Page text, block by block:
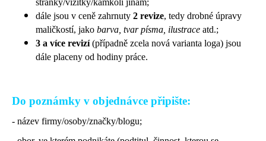
stránky/vizitky/kamkoli jinam;
dále jsou v ceně zahrnuty 2 revize, tedy drobné úpravy
maličkostí, jako barva, tvar písma, ilustrace atd.;
3 a více revizí(případně zcela nová varianta loga) jsou
dále placeny od hodiny práce.
Do poznámky v objednávce připište:
- název firmy/osoby/značky/blogu;